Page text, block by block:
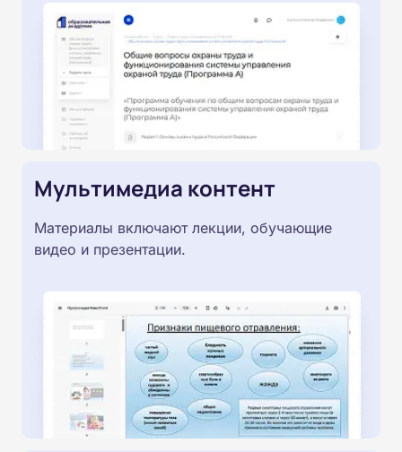
Мультимедиа контент
Материалы включают лекции, обучающие
видео и презентации.